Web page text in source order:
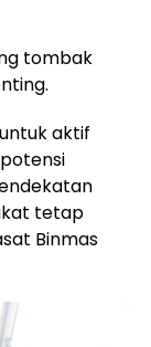
tombak
aktif
tetap
Binmas